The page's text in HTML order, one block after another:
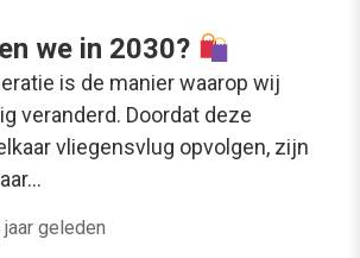
we in 2030?
is de manier waarop wij
veranderd. Doordat deze
vliegensvlug opvolgen, zijn
jaar geleden